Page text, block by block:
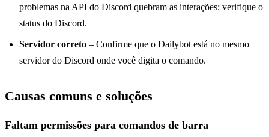
problemas na API do Discord quebram as interações; verifique o
status do Discord.
Servidor correto – Confirme que o Dailybot está no mesmo
servidor do Discord onde você digita o comando.
Causas comuns e soluções
Faltam permissões para comandos de barra